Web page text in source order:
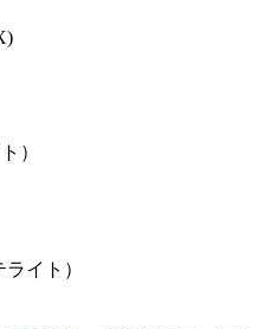
）
ライト）